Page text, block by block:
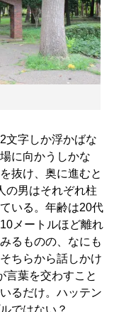
字しか浮かばな
に向かうしかな
抜け、奥に進むと
の男はそれぞれ柱
いる。年齢は20代
メートルほど離れ
るものの、なにも
ちらから話しかけ
言葉を交わすこと
るだけ。ハッテン
ではない？